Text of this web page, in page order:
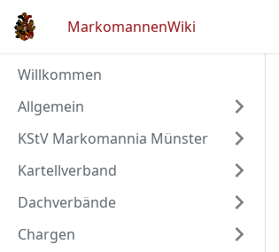
MarkomannenWiki
Willkommen
Allgemein
KStV Markomannia Münster
Kartellverband
Dachverbände
Chargen